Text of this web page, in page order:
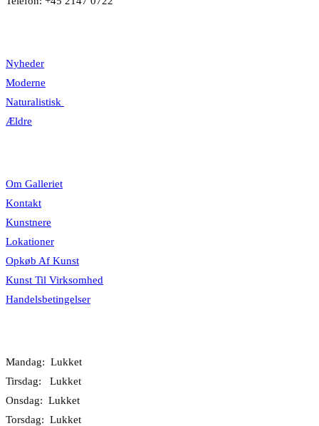
Nyheder
Moderne
Naturalistisk
Ældre
Om Galleriet
Kontakt
Kunstnere
Lokationer
Opkøb Af Kunst
Kunst Til Virksomhed
Handelsbetingelser
Mandag: Lukket
Tirsdag: Lukket
Onsdag: Lukket
Torsdag: Lukket